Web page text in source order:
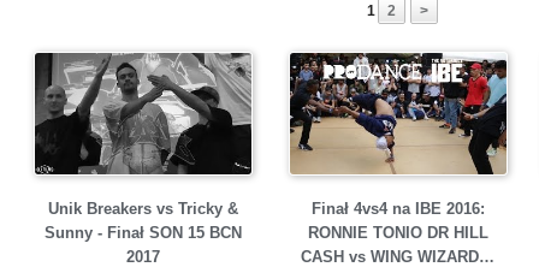
1 2 >
Unik Breakers vs Tricky &
Sunny - Finał SON 15 BCN
2017
Finał 4vs4 na IBE 2016:
RONNIE TONIO DR HILL
CASH vs WING WIZARD…